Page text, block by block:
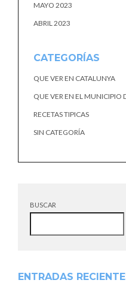
MAYO 2023
ABRIL 2023
CATEGORÍAS
QUE VER EN CATALUNYA
QUE VER EN EL MUNICIPIO
RECETAS TIPICAS
SIN CATEGORÍA
BUSCAR
ENTRADAS